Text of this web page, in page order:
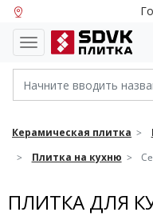
Керамическая плитка
Плитка на кухню
ПЛИТКА ДЛЯ